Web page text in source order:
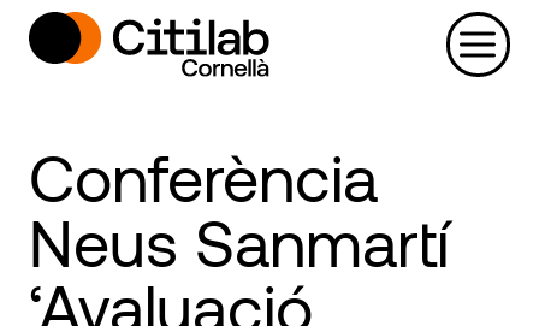
Conferència
Neus Sanmartí
‘Avaluació